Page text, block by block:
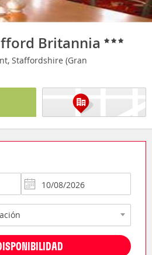
Britannia
Staffordshire (Gran